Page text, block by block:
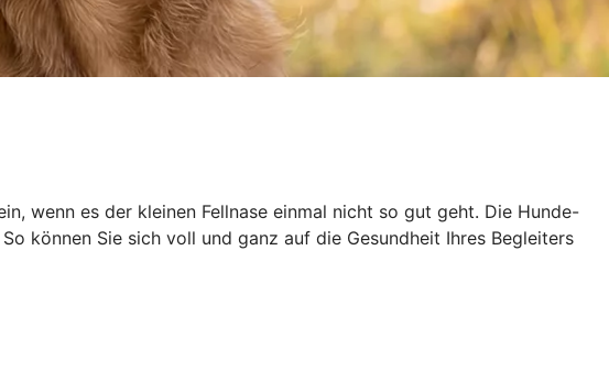
wenn es der kleinen Fellnase einmal nicht so gut geht. Die Hunde-
können Sie sich voll und ganz auf die Gesundheit Ihres Begleiters